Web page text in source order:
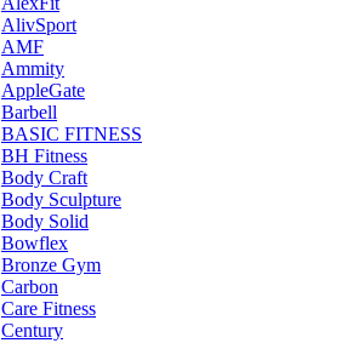
AlivSport
AMF
Ammity
AppleGate
Barbell
BASIC FITNESS
BH Fitness
Body Craft
Body Sculpture
Body Solid
Bowflex
Bronze Gym
Carbon
Care Fitness
Century